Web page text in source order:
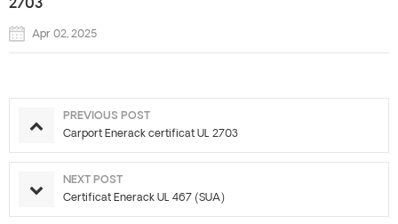
2703
Apr 02, 2025
PREVIOUS POST
Carport Enerack certificat UL 2703
NEXT POST
Certificat Enerack UL 467 (SUA)